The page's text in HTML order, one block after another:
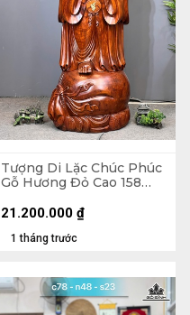
Tượng Di Lặc Chúc Phúc
Gỗ Hương Đỏ Cao 158
1 tháng trước
21.200.000 ₫